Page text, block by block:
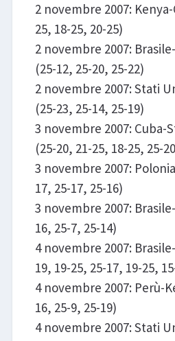
2 novembre 2007:
25, 18-25, 20-25)
2 novembre 2007:
(25-12, 25-20, 25-22)
2 novembre 2007: Stati
(25-23, 25-14, 25-19)
3 novembre 2007: Cuba-
(25-20, 21-25, 18-25, 25-
3 novembre 2007:
17, 25-17, 25-16)
3 novembre 2007:
16, 25-7, 25-14)
4 novembre 2007:
19, 19-25, 25-17, 19-25,
4 novembre 2007: Perù-
16, 25-9, 25-19)
4 novembre 2007: Stati